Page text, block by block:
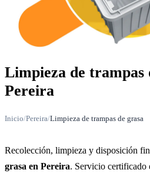
Limpieza de trampas
Pereira
Inicio/Pereira/Limpieza de trampas de grasa
Recolección, limpieza y disposición
grasa en Pereira. Servicio certificado